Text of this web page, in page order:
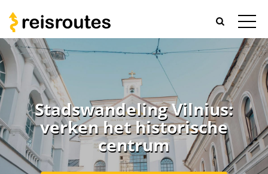
Stadswandeling Vilnius:
verken het historische
centrum